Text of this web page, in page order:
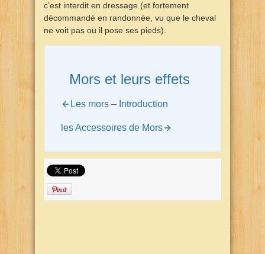
c’est interdit en dressage (et fortement
décommandé en randonnée, vu que le cheval
ne voit pas ou il pose ses pieds).
Mors et leurs effets
Les mors – Introduction
les Accessoires de Mors